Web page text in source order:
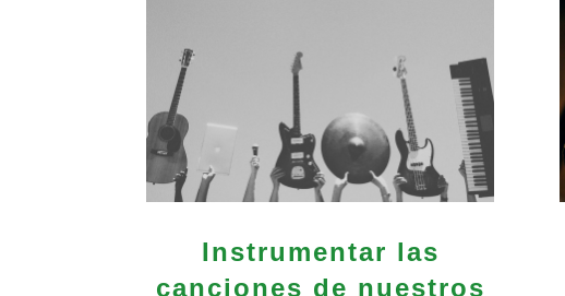
Instrumentar las
canciones de nuestros